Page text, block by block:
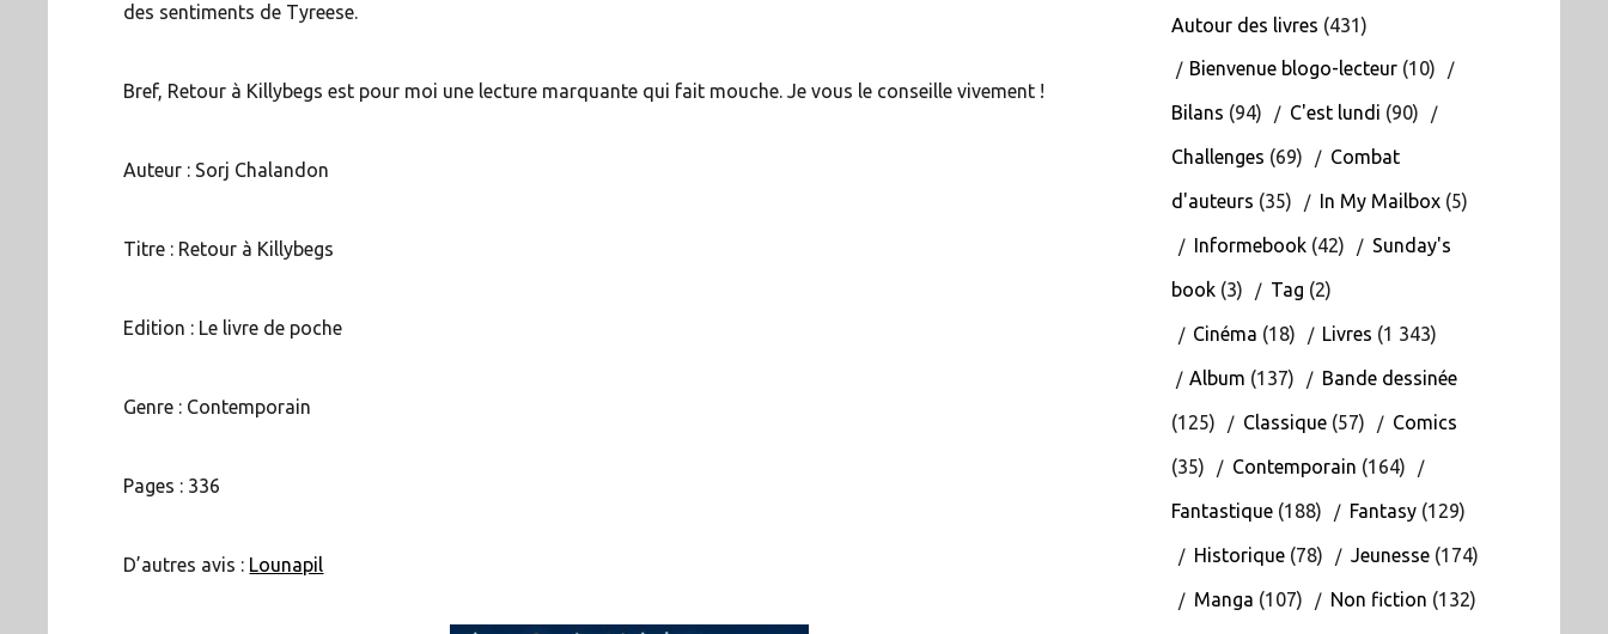
des sentiments de Tyreese.
Bref, Retour à Killybegs est pour moi une lecture marquante qui fait mouche. Je vous le conseille vivement !
Auteur : Sorj Chalandon
Titre : Retour à Killybegs
Edition : Le livre de poche
Genre : Contemporain
Pages : 336
D’autres avis : Lounapil
Autour des livres (431)
Bienvenue blogo-lecteur(10)
Bilans (94) C'est lundi (90)
Challenges (69) Combat
d'auteurs (35) In My Mailbox(5)
Informebook(42) Sunday's
book(3) Tag (2)
Cinéma (18) Livres (1 343)
Album (137) Bande dessinée
(125) Classique(57) Comics
(35) Contemporain (164)
Fantastique(188) Fantasy(129)
Historique(78) Jeunesse(174)
Manga (107) Non fiction (132)